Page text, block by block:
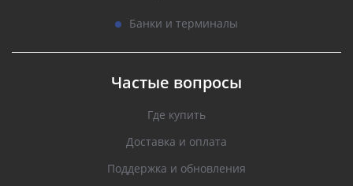
Банки и терминалы
Частые вопросы
Где купить
Доставка и оплата
Поддержка и обновления